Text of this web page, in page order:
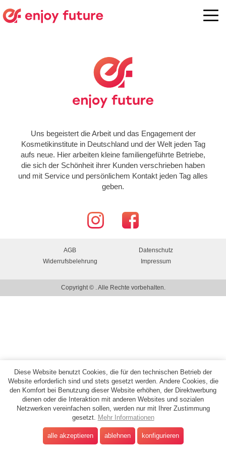
Diese Website benutzt Cookies, die für den technischen Betrieb der
Website erforderlich sind und stets gesetzt werden. Andere Cookies, die
den Komfort bei Benutzung dieser Website erhöhen, der Direktwerbung
dienen oder die Interaktion mit anderen Websites und sozialen
Netzwerken vereinfachen sollen, werden nur mit Ihrer Zustimmung
gesetzt. Mehr Informationen
alle akzeptieren ablehnen konfigurieren
Uns begeistert die Arbeit und das Engagement der
Kosmetikinstitute in Deutschland und der Welt jeden Tag
aufs neue. Hier arbeiten kleine familiengeführte Betriebe,
die sich der Schönheit ihrer Kunden verschrieben haben
und mit Service und persönlichem Kontakt jeden Tag alles
geben.
AGB
Datenschutz
Widerrufsbelehrung
Impressum
Copyright © . Alle Rechte vorbehalten.